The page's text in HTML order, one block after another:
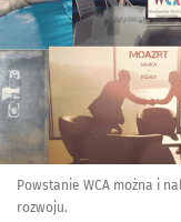
Powstanie WCA można i
rozwoju.